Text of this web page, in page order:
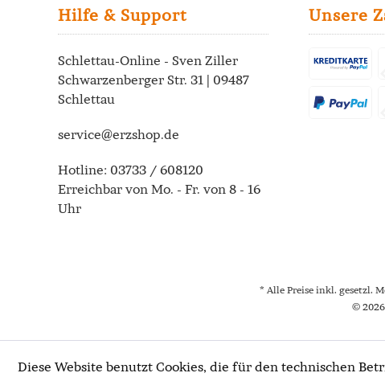
Hilfe & Support
Schlettau-Online - Sven Ziller
Schwarzenberger Str. 31 | 09487
Schlettau
service@erzshop.de
Hotline: 03733 / 608120
Erreichbar von Mo. - Fr. von 8 - 16
Uhr
Unsere
* Alle Preise inkl. gesetzl.
©
Diese Website benutzt Cookies, die für den technischen